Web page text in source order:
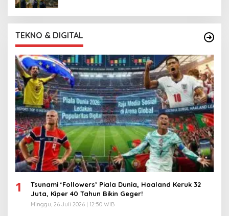
TEKNO & DIGITAL
1
Tsunami ‘Followers’ Piala Dunia, Haaland Keruk 32
Juta, Kiper 40 Tahun Bikin Geger!
Minggu, 26 Juli 2026 | 12:50 WIB